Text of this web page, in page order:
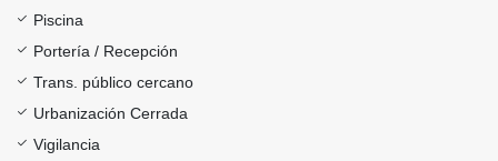
Piscina
Portería / Recepción
Trans. público cercano
Urbanización Cerrada
Vigilancia